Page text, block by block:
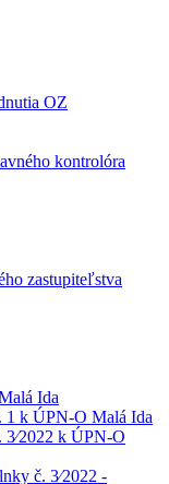
OZ
kontrolóra
zastupiteľstva
Ida
1 k ÚPN-O Malá Ida
k ÚPN-O
č. 3⁄2022 -